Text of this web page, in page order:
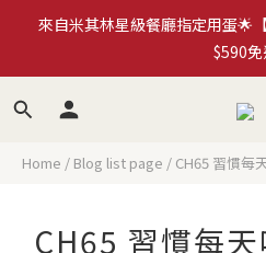
加入拾步町LINE好友💰現
來自米其林星級餐廳指定用蛋🌟
$590免
臺南蛋品×HMM｜循環再生蛋
Home / Blog list page / CH65 習慣每
CH65 習慣每